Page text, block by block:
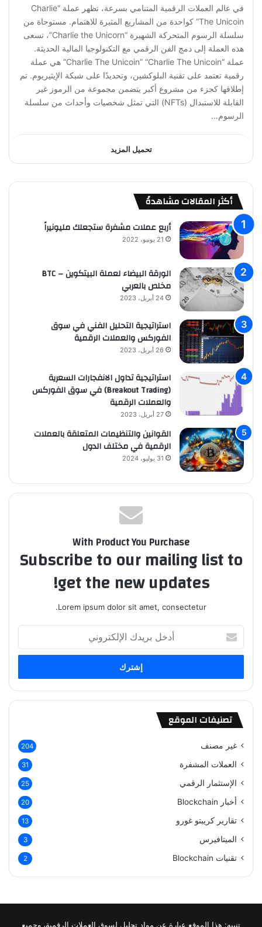
في عالم العملات الرقمية المتنامي بسرعة، تظهر عملة “Charlie
The Unicoin” كواحدة من المشاريع المثيرة للاهتمام. مستوحاة من
سلسلة الرسوم المتحركة الشهيرة “Charlie the Unicorn”، تسعى
هذه العملة إلى دمج الفن الرقمي مع التكنولوجيا المالية الحديثة.
عملة “Charlie The Unicoin” “Charlie The Unicoin” هي عملة
رقمية تعتمد على تقنية البلوكشين، وتحديدًا على شبكة الإيثيريوم. تم
إطلاقها كجزء من مشروع أكبر يتضمن مجموعة من الرموز غير
القابلة للاستبدال (NFTs) التي تمثل شخصيات وأحداث من سلسلة
الرسوم…
تحميل المزيد
أكثر المقالات مشاهدةً
أربع عملات مشفرة ستجعلك مليونيراً
21 يونيو، 2022
الورقة البيضاء لعملة البيتكوين – BTC
مخلص بالعربي
24 أبريل، 2023
استراتيجية التحليل الفني في سوق
الفوركس والعملات الرقمية
26 أبريل، 2023
استراتيجية تداول الانفجارات السعرية
(Breakout Trading) في سوق الفوركس
والعملات الرقمية
27 أبريل، 2023
القوانين والتنظيمات المتعلقة بالعملات
الرقمية في مختلف الدول
31 يوليو، 2024
With Product You Purchase
Subscribe to our mailing list to
get the new updates!
Lorem ipsum dolor sit amet, consectetur.
بريدك
الإلكتروني
تصنيفات الموقع
غير مصنف 204
العملات المشفرة 31
الإستثمار الرقمي 25
أخبار Blockchain 20
تقارير كريبتو غورو 13
الميتافيرس 3
تقنيات Blockchain 2
تنبيه: هذا الموقع عبارة عن مواد تحليل لسوق العملات الرقمية، وجميع